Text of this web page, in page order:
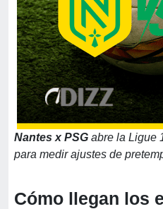
Nantes x PSG abre la Ligue
para medir ajustes de
Cómo llegan los